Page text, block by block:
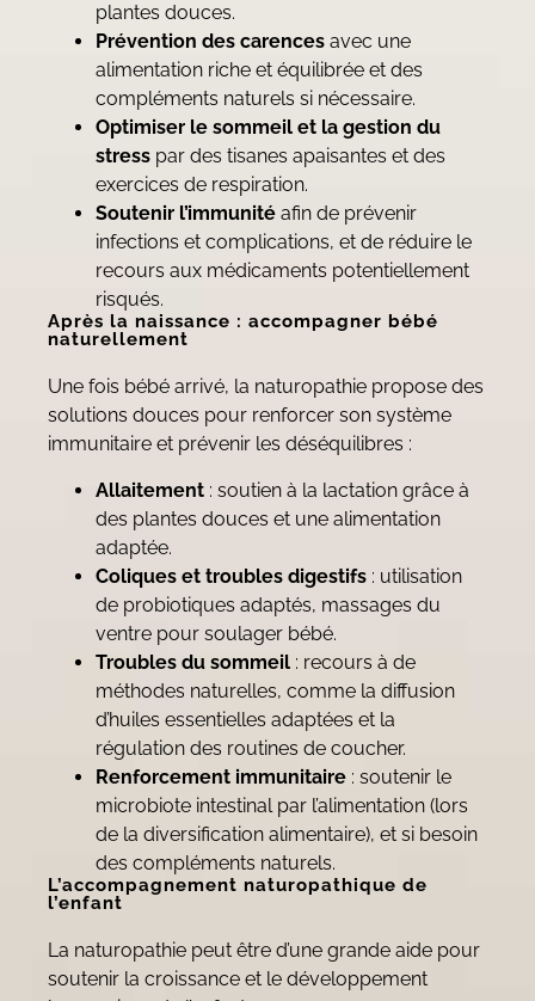
plantes douces.
Prévention des carences avec une
alimentation riche et équilibrée et des
compléments naturels si nécessaire.
Optimiser le sommeil et la gestion du
stress par des tisanes apaisantes et des
exercices de respiration.
Soutenir l’immunité afin de prévenir
infections et complications, et de réduire le
recours aux médicaments potentiellement
risqués.
Après la naissance : accompagner bébé
naturellement
Une fois bébé arrivé, la naturopathie propose des
solutions douces pour renforcer son système
immunitaire et prévenir les déséquilibres :
Allaitement : soutien à la lactation grâce à
des plantes douces et une alimentation
adaptée.
Coliques et troubles digestifs : utilisation
de probiotiques adaptés, massages du
ventre pour soulager bébé.
Troubles du sommeil : recours à de
méthodes naturelles, comme la diffusion
d’huiles essentielles adaptées et la
régulation des routines de coucher.
Renforcement immunitaire : soutenir le
microbiote intestinal par l’alimentation (lors
de la diversification alimentaire), et si besoin
des compléments naturels.
L’accompagnement naturopathique de
l’enfant
La naturopathie peut être d’une grande aide pour
soutenir la croissance et le développement